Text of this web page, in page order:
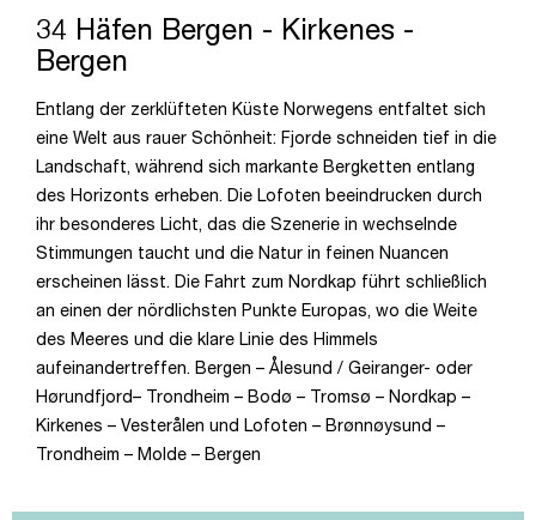
34 Häfen Bergen - Kirkenes -
Bergen
Entlang der zerklüfteten Küste Norwegens entfaltet sich
eine Welt aus rauer Schönheit: Fjorde schneiden tief in die
Landschaft, während sich markante Bergketten entlang
des Horizonts erheben. Die Lofoten beeindrucken durch
ihr besonderes Licht, das die Szenerie in wechselnde
Stimmungen taucht und die Natur in feinen Nuancen
erscheinen lässt. Die Fahrt zum Nordkap führt schließlich
an einen der nördlichsten Punkte Europas, wo die Weite
des Meeres und die klare Linie des Himmels
aufeinandertreffen. Bergen – Ålesund / Geiranger- oder
Hørundfjord– Trondheim – Bodø – Tromsø – Nordkap –
Kirkenes – Vesterålen und Lofoten – Brønnøysund –
Trondheim – Molde – Bergen